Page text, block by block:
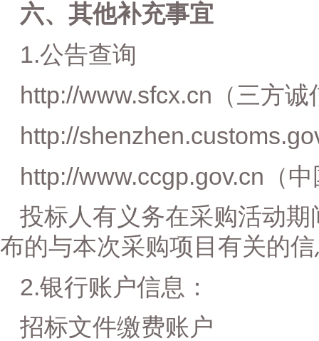
六、其他补充事宜
1.公告查询
http://www.sfcx.cn （三方
http://
http://www.ccgp.gov.cn （中
投标人有义务在采购活动
布的与本次采购项目有关的
2.银行账户信息：
招标文件缴费账户